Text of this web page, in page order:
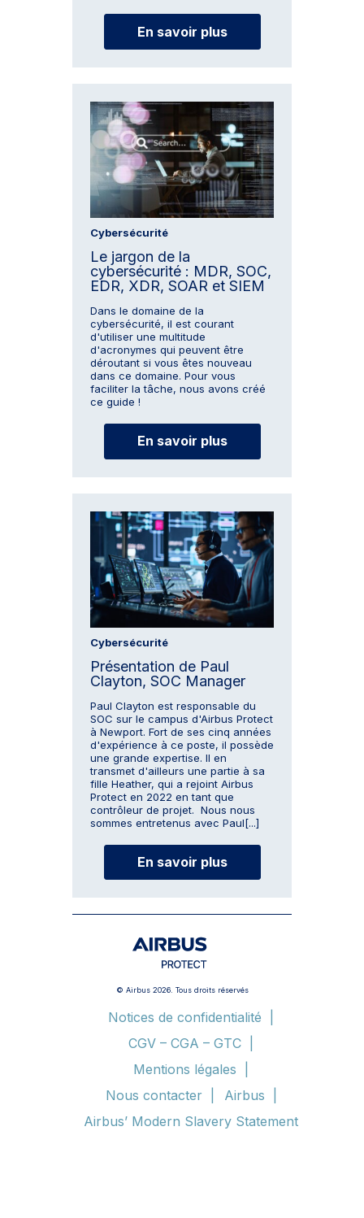
En savoir plus
Cybersécurité
Le jargon de la
cybersécurité : MDR, SOC,
EDR, XDR, SOAR et SIEM
Dans le domaine de la
cybersécurité, il est courant
d'utiliser une multitude
d'acronymes qui peuvent être
déroutant si vous êtes nouveau
dans ce domaine. Pour vous
faciliter la tâche, nous avons créé
ce guide !
En savoir plus
Cybersécurité
Présentation de Paul
Clayton, SOC Manager
Paul Clayton est responsable du
SOC sur le campus d'Airbus Protect
à Newport. Fort de ses cinq années
d'expérience à ce poste, il possède
une grande expertise. Il en
transmet d'ailleurs une partie à sa
fille Heather, qui a rejoint Airbus
Protect en 2022 en tant que
contrôleur de projet. Nous nous
sommes entretenus avec Paul[...]
En savoir plus
© Airbus 2026. Tous droits réservés
Notices de confidentialité
CGV – CGA – GTC
Mentions légales
Nous contacter
Airbus
Airbus’ Modern Slavery Statement